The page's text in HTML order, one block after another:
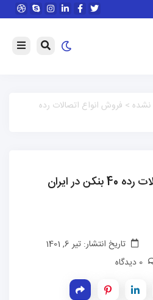
> فروش انواع اتصالات رده
در ایران
تاریخ انتشار: تیر 6, 1401